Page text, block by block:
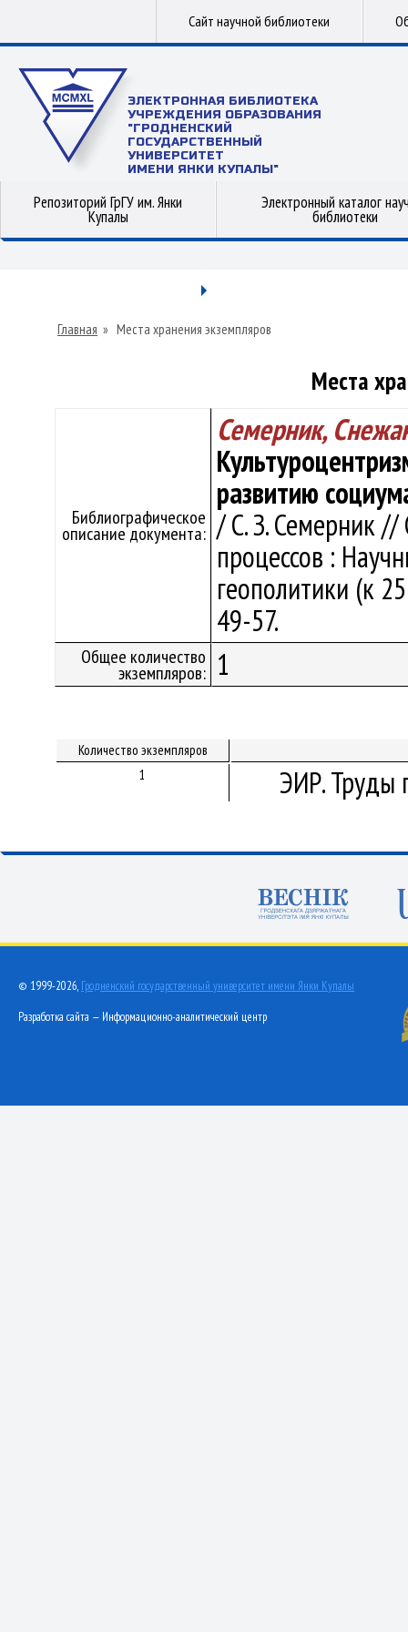
Сайт научной библиотеки
ЭЛЕКТРОННАЯ БИБЛИОТЕКА
УЧРЕЖДЕНИЯ ОБРАЗОВАНИЯ
"ГРОДНЕНСКИЙ
ГОСУДАРСТВЕННЫЙ
УНИВЕРСИТЕТ
ИМЕНИ ЯНКИ КУПАЛЫ"
Репозиторий ГрГУ им. Янки
Купалы
Электронный каталог
библиотеки
Главная » Места хранения экземпляров
Места
Библиографическое
описание документа:
Семерник,
развитию
/ С. З. Семерник //
процессов :
геополитики (к
49-57.
Общее количество
экземпляров: 1
Количество экземпляров
1
ЭИР. Труды
© 1999-2026, Гродненский государственный университет имени Янки Купалы
Разработка сайта — Информационно-аналитический центр